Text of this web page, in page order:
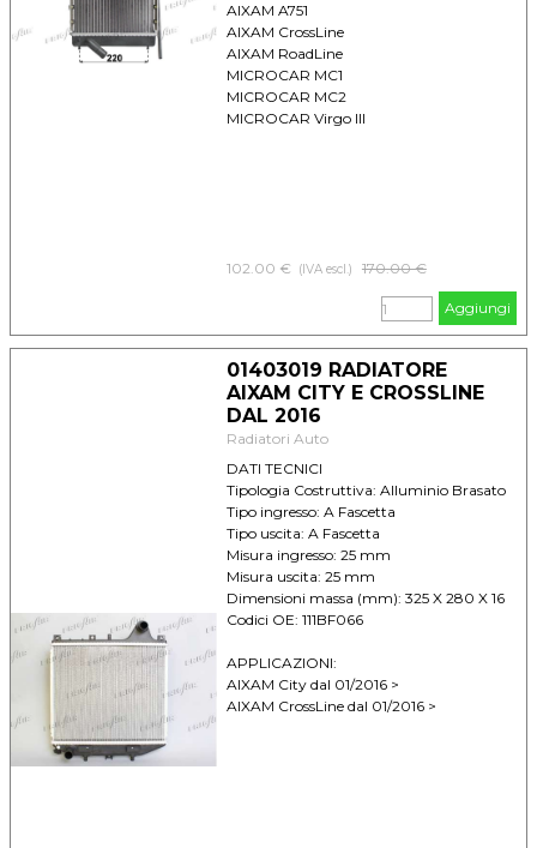
AIXAM A751
AIXAM CrossLine
AIXAM RoadLine
MICROCAR MC1
MICROCAR MC2
MICROCAR Virgo III
102.00 € (IVA escl.) Prezzo senza sconto
170.00 €
Aggiungi
01403019 RADIATORE
AIXAM CITY E CROSSLINE
DAL 2016
Radiatori Auto
DATI TECNICI
Tipologia Costruttiva: Alluminio Brasato
Tipo ingresso: A Fascetta
Tipo uscita: A Fascetta
Misura ingresso: 25 mm
Misura uscita: 25 mm
Dimensioni massa (mm): 325 X 280 X 16
Codici OE: 111BF066
APPLICAZIONI:
AIXAM City dal 01/2016 >
AIXAM CrossLine dal 01/2016 >